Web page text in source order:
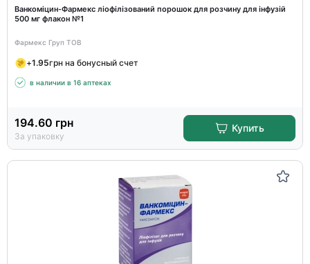
Ванкоміцин-Фармекс ліофілізований порошок для розчину для інфузій
500 мг флакон №1
Фармекс Груп ТОВ
+1.95грн на бонусный счет
в наличии в 16 аптеках
194.60 грн
За упаковку
Купить